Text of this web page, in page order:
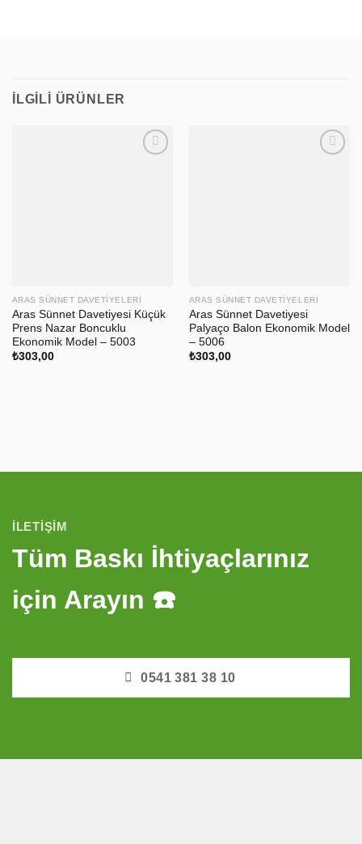
İLGILI ÜRÜNLER
ARAS SÜNNET DAVETIYELERI
Aras Sünnet Davetiyesi Küçük
Prens Nazar Boncuklu
Ekonomik Model – 5003
₺303,00
ARAS SÜNNET DAVETIYELERI
Aras Sünnet Davetiyesi
Palyaço Balon Ekonomik Model
– 5006
₺303,00
İLETIŞIM
Tüm Baskı İhtiyaçlarınız
için Arayın ☎️
0541 381 38 10